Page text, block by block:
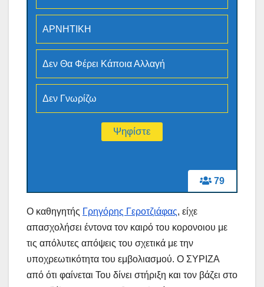
79
ΑΡΝΗΤΙΚΗ
Δεν Θα Φέρει Κάποια Αλλαγή
Δεν Γνωρίζω
Ο καθηγητής Γρηγόρης Γεροτζιάφας, είχε
απασχολήσει έντονα τον καιρό του κορονοιου με
τις απόλυτες απόψεις του σχετικά με την
υποχρεωτικότητα του εμβολιασμού. Ο ΣΥΡΙΖΑ
από ότι φαίνεται Του δίνει στήριξη και τον βάζει στο